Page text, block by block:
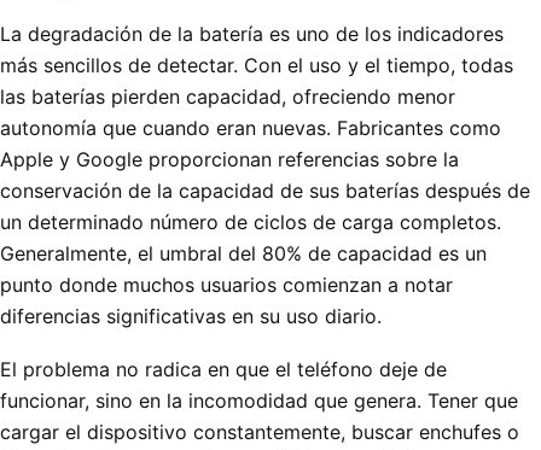
La degradación de la batería es uno de los indicadores
más sencillos de detectar. Con el uso y el tiempo, todas
las baterías pierden capacidad, ofreciendo menor
autonomía que cuando eran nuevas. Fabricantes como
Apple y Google proporcionan referencias sobre la
conservación de la capacidad de sus baterías después de
un determinado número de ciclos de carga completos.
Generalmente, el umbral del 80% de capacidad es un
punto donde muchos usuarios comienzan a notar
diferencias significativas en su uso diario.
El problema no radica en que el teléfono deje de
funcionar, sino en la incomodidad que genera. Tener que
cargar el dispositivo constantemente, buscar enchufes o